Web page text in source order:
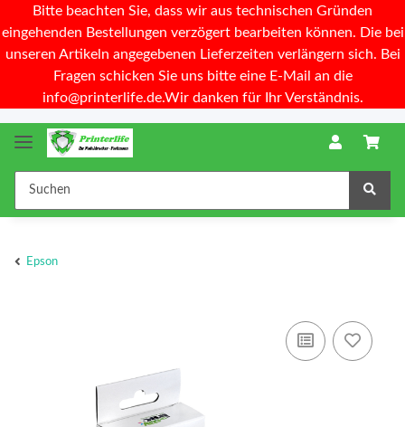
Bitte beachten Sie, dass wir aus technischen Gründen
eingehenden Bestellungen verzögert bearbeiten können. Die bei
unseren Artikeln angegebenen Lieferzeiten verlängern sich. Bei
Fragen schicken Sie uns bitte eine E-Mail an die
info@printerlife.de.Wir danken für Ihr Verständnis.
Epson